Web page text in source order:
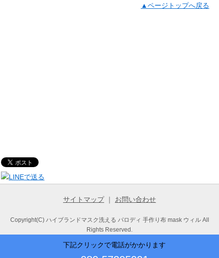
▲ページトップへ戻る
サイトマップ｜ お問い合わせ
Copyright(C) ハイブランドマスク洗える パロディ 手作り布 mask ウィル All
Rights Reserved.
下記クリックで電話がかかります